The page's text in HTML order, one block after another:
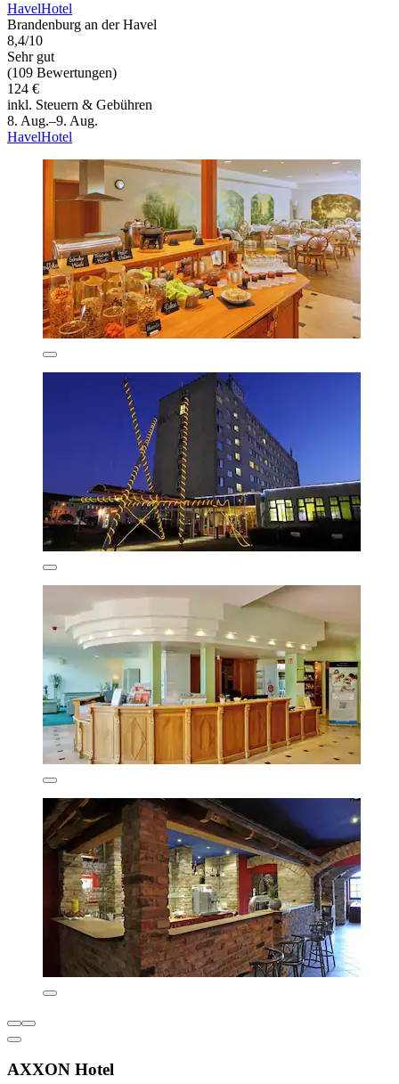
HavelHotel
Brandenburg an der Havel
8,4/10
Sehr gut
(109 Bewertungen)
124 €
inkl. Steuern & Gebühren
8. Aug.–9. Aug.
HavelHotel
AXXON Hotel